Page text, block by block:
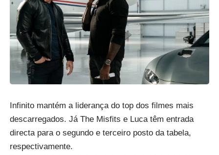
Infinito mantém a liderança do top dos filmes mais
descarregados. Já The Misfits e Luca têm entrada
directa para o segundo e terceiro posto da tabela,
respectivamente.